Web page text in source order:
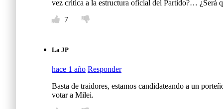
vez critica a la estructura oficial del Partido?…
7
La JP
hace 1 año Responder
Basta de traidores, estamos candidateando a un
votar a Milei.